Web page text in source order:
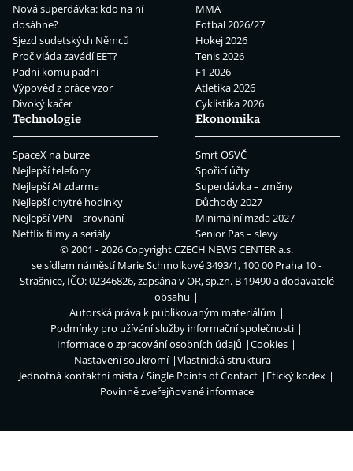
Nová superdávka: kdo na ní
dosáhne?
Sjezd sudetských Němců
Proč vláda zavádí EET?
Padni komu padni
Výpověď z práce vzor
Divoký kačer
MMA
Fotbal 2026/27
Hokej 2026
Tenis 2026
F1 2026
Atletika 2026
Cyklistika 2026
Technologie
SpaceX na burze
Nejlepší telefony
Nejlepší AI zdarma
Nejlepší chytré hodinky
Nejlepší VPN – srovnání
Netflix filmy a seriály
Ekonomika
Smrt OSVČ
Spořicí účty
Superdávka – změny
Důchody 2027
Minimální mzda 2027
Senior Pas – slevy
© 2001 - 2026 CopyrightCZECH NEWS CENTER a.s.
se sídlem náměstí Marie Schmolkové 3493/1, 100 00 Praha 10 -
Strašnice, IČO: 02346826, zapsána v OR, sp.zn. B 19490 a dodavatelé
obsahu
Autorská práva k publikovaným materiálům
Podmínky pro užívání služby informační společnosti
Informace o zpracování osobních údajů
Cookies
Nastavení soukromí
Vlastnická struktura
Jednotná kontaktní místa / Single Points of Contact
Etický kodex
Povinně zveřejňované informace